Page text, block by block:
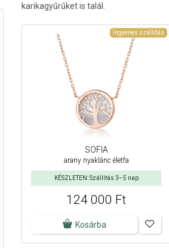
karikagyűrűket is talál.
Ingyenes szállítás
SOFIA
arany nyaklánc életfa
KÉSZLETEN: Szállítás 3–5 nap
124 000 Ft
Kosárba